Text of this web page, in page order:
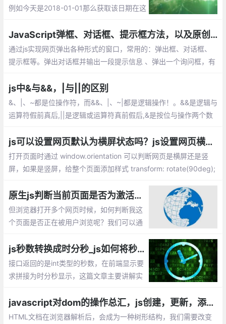
例如今天是2018-01-01那么获取该日期在这
下。
JavaScript弹框、对话框、提示框方法，以及原创JS模拟Alert弹出框效果
通过js实现网页弹出各种形式的窗口，常用的：弹出框、对话框、
提示框等。弹出对话框并输出一段提示信息 、弹出一个询问框，有
一个输入框，输入一段文字，可以提交、window.open 弹出新窗口
的命令
js中&与&&，|与||的区别
&、|、~都是位操作符，而&&、|、~|都是逻辑操作！。&&是逻辑与
运算符假前真后,||是逻辑或运算符真前假后,&是按位与操作两个数
js可以设置网页默认为横屏状态吗？js设置网页横屏和竖屏切换
打开页面时通过 window.orientation 可以判断网页是横屏还是竖
屏，如果是竖屏，给整个页面添加样式 transform: rotate(90deg);
entationchange和window.orientation可以灵活的对网页进行变
换。
原生js判断当前页面是否为激活状态【判断用户是否在浏览当前页面】
但浏览器打开多个网页时候，如何判断我这
个页面是否正在被用户浏览呢？我们可以通
是激活状态。
js秒数转换成时分秒_js如何将秒拼接为时分秒显示？
接口返回的是int类型的秒数，在前端显示要
求拼接为时分秒显示，这篇文章主要讲解实
javascript对dom的操作总汇，js创建，更新，添加，删除DOM的方法
HTML文档在浏览器解析后，会成为一种树形结构，我们需要改变